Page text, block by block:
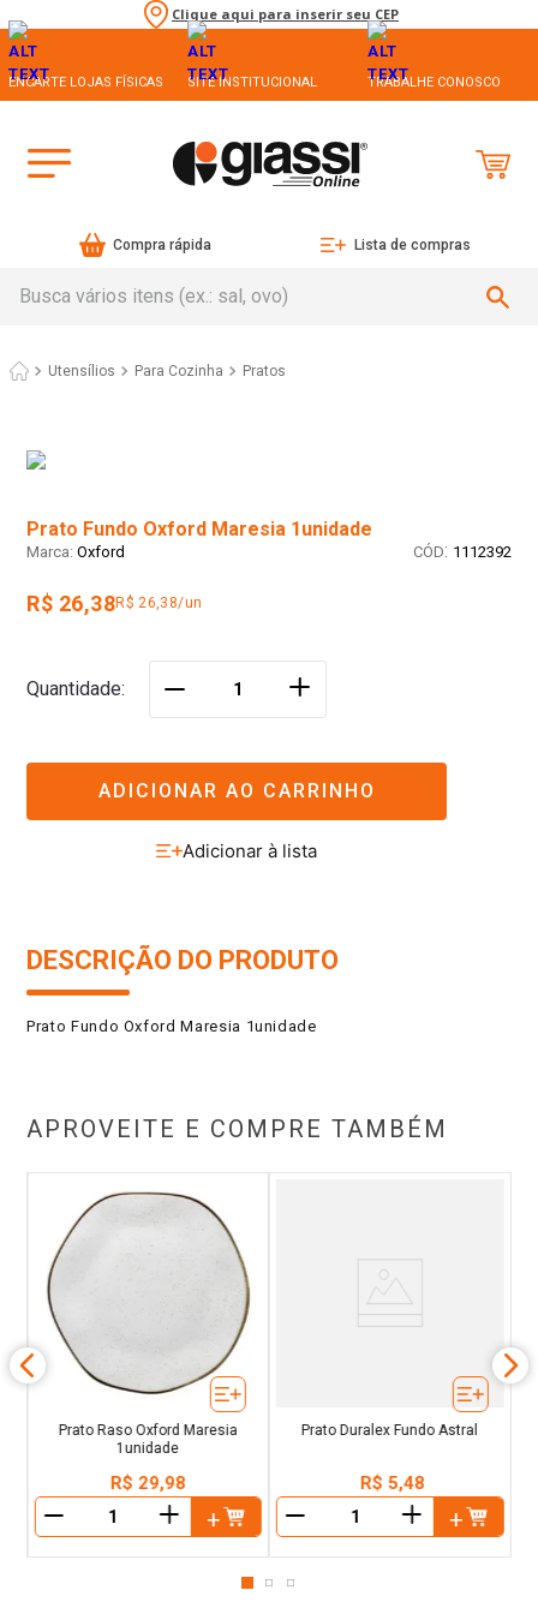
Clique aqui para inserir seu CEP
ENCARTE LOJAS FÍSICAS SITE INSTITUCIONAL TRABALHE CONOSCO
Compra rápida Lista de compras
Utensílios Para Cozinha Pratos
Prato Fundo Oxford Maresia 1unidade
Oxford : 1112392
R$ 26,38R$ 26,38/un
Quantidade ＋
ADICIONAR AO CARRINHO
DESCRIÇÃO DO PRODUTO
Prato Fundo Oxford Maresia 1unidade
APROVEITE E COMPRE TAMBÉM
Prato Raso Oxford Maresia
1unidade
R$ 29,98
＋
Prato Duralex Fundo Astral
R$ 5,48
＋